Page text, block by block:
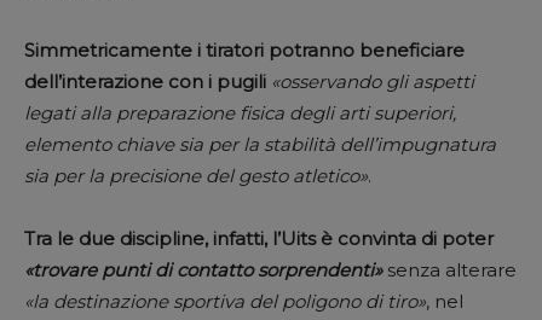
Simmetricamente i tiratori potranno beneficiare
dell’interazione con i pugili «osservando gli aspetti
legati alla preparazione fisica degli arti superiori,
elemento chiave sia per la stabilità dell’impugnatura
sia per la precisione del gesto atletico».
Tra le due discipline, infatti, l’Uits è convinta di poter
«trovare punti di contatto sorprendenti» senza alterare
«la destinazione sportiva del poligono di tiro», nel